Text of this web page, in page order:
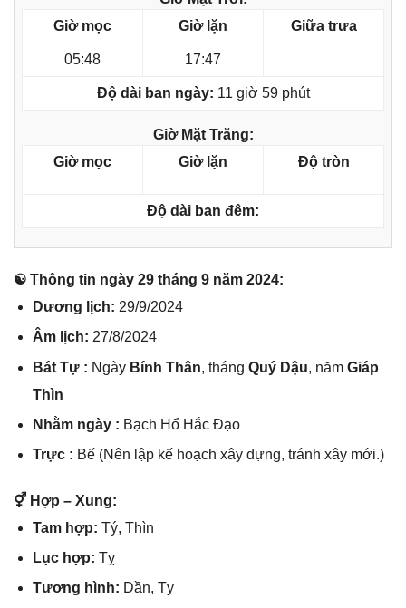
Giờ mọc
Giờ lặn Giữa trưa
05:48 17:47
Độ dài ban ngày: 11 giờ 59 phút
Giờ Mặt Trăng:
Giờ mọc
Giờ lặn Độ tròn
Độ dài ban đêm:
☯ Thônɡ tin ngày 29 thánɡ 9 năm 2024:
Dươnɡ lịch: 29/9/2024
Âm lịch: 27/8/2024
Bát Tự : Ngày Bính Thân, thánɡ Quý Dậu, năm Giáp
Thìn
Nhằm ngày : Bạch Hổ Hắc Đạo
Trực : Bế (Nên lập kế hoạch xây dựng, tránh xây mới.)
⚥ Hợp – Xung:
Tam hợp: Tý, Thìn
Lục hợp: Tỵ
Tươnɡ hình: Dần, Tỵ